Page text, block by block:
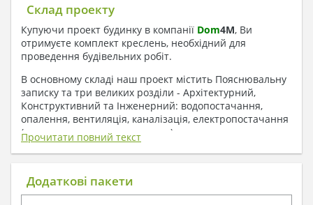
Склад проекту
Купуючи проект будинку в компанії Dom4M, Ви
отримуєте комплект креслень, необхідний для
проведення будівельних робіт.
В основному складі наш проект містить Пояснювальну
записку та три великих розділи - Архітектурний,
Конструктивний та Інженерний: водопостачання,
опалення, вентиляція, каналізація, електропостачання
( купується за додаткову плату ).
1. До складу Архітектурного розділу
входять:
Прочитати повний текст
Додаткові пакети